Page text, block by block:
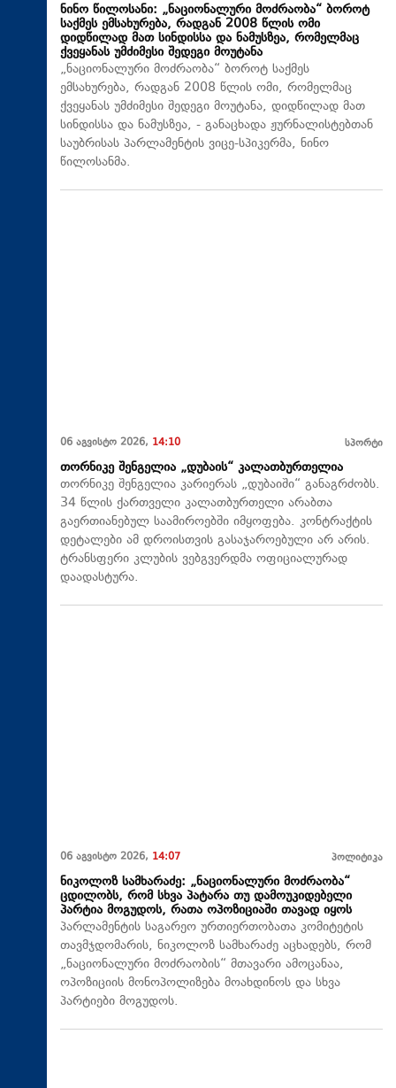
ნინო წილოსანი: „ნაციონალური მოძრაობა“ ბოროტ
საქმეს ემსახურება, რადგან 2008 წლის ომი
დიდწილად მათ სინდისსა და ნამუსზეა, რომელმაც
ქვეყანას უმძიმესი შედეგი მოუტანა
„ნაციონალური მოძრაობა“ ბოროტ საქმეს
ემსახურება, რადგან 2008 წლის ომი, რომელმაც
ქვეყანას უმძიმესი შედეგი მოუტანა, დიდწილად მათ
სინდისსა და ნამუსზეა, - განაცხადა ჟურნალისტებთან
საუბრისას პარლამენტის ვიცე-სპიკერმა, ნინო
წილოსანმა.
06 აგვისტო 2026, 14:10 სპორტი
თორნიკე შენგელია „დუბაის“ კალათბურთელია
თორნიკე შენგელია კარიერას „დუბაიში“ განაგრძობს.
34 წლის ქართველი კალათბურთელი არაბთა
გაერთიანებულ საამიროებში იმყოფება. კონტრაქტის
დეტალები ამ დროისთვის გასაჯაროებული არ არის.
ტრანსფერი კლუბის ვებგვერდმა ოფიციალურად
დაადასტურა.
06 აგვისტო 2026, 14:07 პოლიტიკა
ნიკოლოზ სამხარაძე: „ნაციონალური მოძრაობა“
ცდილობს, რომ სხვა პატარა თუ დამოუკიდებელი
პარტია მოგუდოს, რათა ოპოზიციაში თავად იყოს
პარლამენტის საგარეო ურთიერთობათა კომიტეტის
თავმჯდომარის, ნიკოლოზ სამხარაძე აცხადებს, რომ
„ნაციონალური მოძრაობის“ მთავარი ამოცანაა,
ოპოზიციის მონოპოლიზება მოახდინოს და სხვა
პარტიები მოგუდოს.